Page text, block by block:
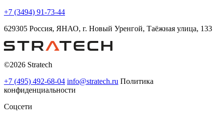
+7 (3494) 91-73-44
629305 Россия, ЯНАО, г. Новый Уренгой, Таёжная улица, 133
©2026 Stratech
+7 (495) 492-68-04 info@stratech.ru Политика
конфиденциальности
Соцсети